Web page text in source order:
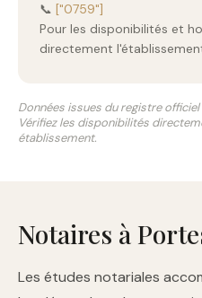
📞 ["0759"]
Pour les disponibilités et
directement
Données issues du registre officiel
Vérifiez les disponibilités
établissement.
Notaires à
Les études notariales